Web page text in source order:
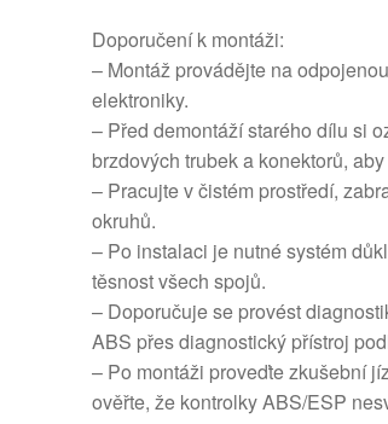
Doporučení k montáži:
– Montáž provádějte na
elektroniky.
– Před demontáží starého dílu si
brzdových trubek a konektorů,
– Pracujte v čistém prostředí,
okruhů.
– Po instalaci je nutné systém
těsnost všech spojů.
– Doporučuje se provést
ABS přes diagnostický přístroj
– Po montáži proveďte zkušební
ověřte, že kontrolky ABS/ESP